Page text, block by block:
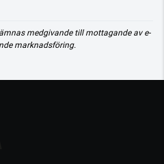
medgivande till mottagande av e-
marknadsföring.